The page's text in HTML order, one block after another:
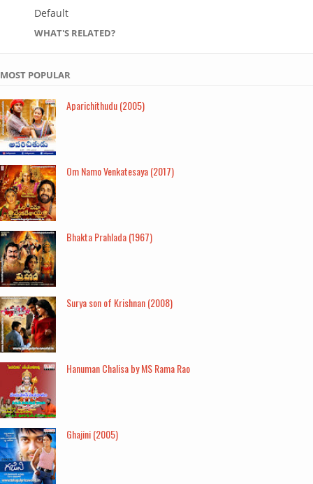
Default
WHAT'S RELATED?
MOST POPULAR
Aparichithudu (2005)
Om Namo Venkatesaya (2017)
Bhakta Prahlada (1967)
Surya son of Krishnan (2008)
Hanuman Chalisa by MS Rama Rao
Ghajini (2005)